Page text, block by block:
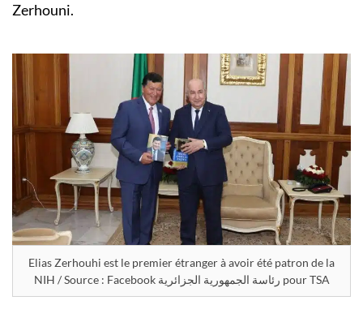
Zerhouni.
Elias Zerhouhi est le premier étranger à avoir été patron de la
NIH / Source : Facebook رئاسة الجمهورية الجزائرية pour TSA